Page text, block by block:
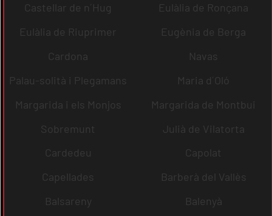
Castellar de n´Hug
Eulàlia de Ronçana
Eulàlia de Riuprimer
Eugènia de Berga
Cardona
Navas
Palau-solità i Plegamans
Maria d´Oló
Margarida i els Monjos
Margarida de Montbui
Sobremunt
Julià de Vilatorta
Cardedeu
Capolat
Capellades
Barberà del Vallès
Balsareny
Balenyà